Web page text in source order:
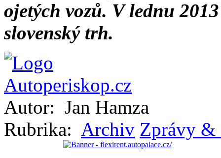
ojetých vozů. V lednu
slovenský trh.
Autor: Jan Hamza
Rubrika: Archiv Zprávy &